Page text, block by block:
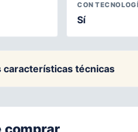
CON
Sí
características técnicas
comprar